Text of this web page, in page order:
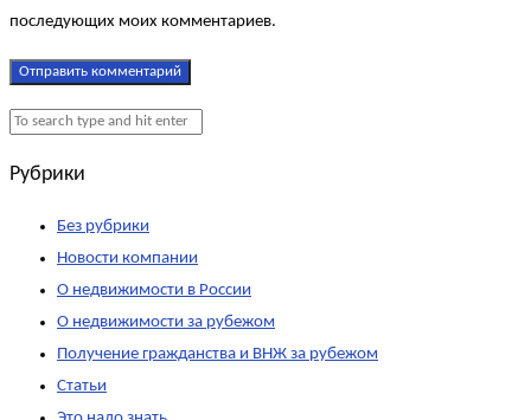
последующих моих комментариев.
Рубрики
Без рубрики
Новости компании
О недвижимости в России
О недвижимости за рубежом
Получение гражданства и ВНЖ за рубежом
Статьи